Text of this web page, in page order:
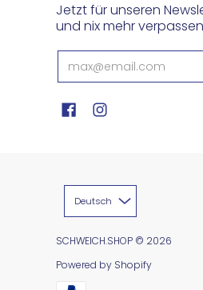
Jetzt für unseren
und nix mehr
Deutsch
SCHWEICH.SHOP © 2026
Powered by Shopify